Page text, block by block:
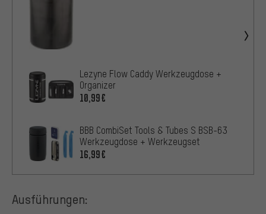
Lezyne Flow Caddy Werkzeugdose +
Organizer
10,99€
BBB CombiSet Tools & Tubes S BSB-63
Werkzeugdose + Werkzeugset
16,99€
Ausführungen: